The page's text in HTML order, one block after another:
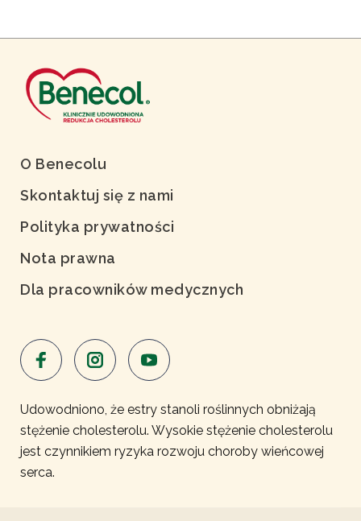
O Benecolu
Skontaktuj się z nami
Polityka prywatności
Nota prawna
Dla pracowników medycznych
Udowodniono, że estry stanoli roślinnych obniżają
stężenie cholesterolu. Wysokie stężenie cholesterolu
jest czynnikiem ryzyka rozwoju choroby wieńcowej
serca.